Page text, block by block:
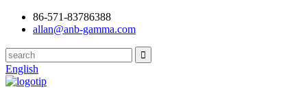
86-571-83786388
allan@anb-gamma.com
English